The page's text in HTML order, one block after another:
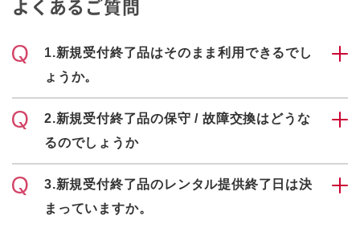
よくあるご質問
1.新規受付終了品はそのまま利用できるでし
ょうか。
2.新規受付終了品の保守 / 故障交換はどうな
るのでしょうか
3.新規受付終了品のレンタル提供終了日は決
まっていますか。